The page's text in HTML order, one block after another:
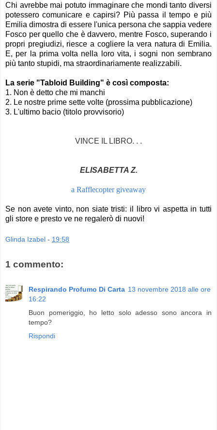
Chi avrebbe mai potuto immaginare che mondi tanto diversi
potessero comunicare e capirsi? Più passa il tempo e più
Emilia dimostra di essere l'unica persona che sappia vedere
Fosco per quello che è davvero, mentre Fosco, superando i
propri pregiudizi, riesce a cogliere la vera natura di Emilia.
E, per la prima volta nella loro vita, i sogni non sembrano
più tanto stupidi, ma straordinariamente realizzabili.
La serie "Tabloid Building" è così composta:
1. Non è detto che mi manchi
2. Le nostre prime sette volte (prossima pubblicazione)
3. L'ultimo bacio (titolo provvisorio)
VINCE IL LIBRO. . .
ELISABETTA Z.
a Rafflecopter giveaway
Se non avete vinto, non siate tristi: il libro vi aspetta in tutti
gli store e presto ve ne regalerò di nuovi!
Glinda Izabel - 19:58
1 commento:
Respirando Profumo Di Carta 13 novembre 2018 alle ore
16:22
Buon pomeriggio, ho letto solo adesso sono ancora in
tempo?
Rispondi